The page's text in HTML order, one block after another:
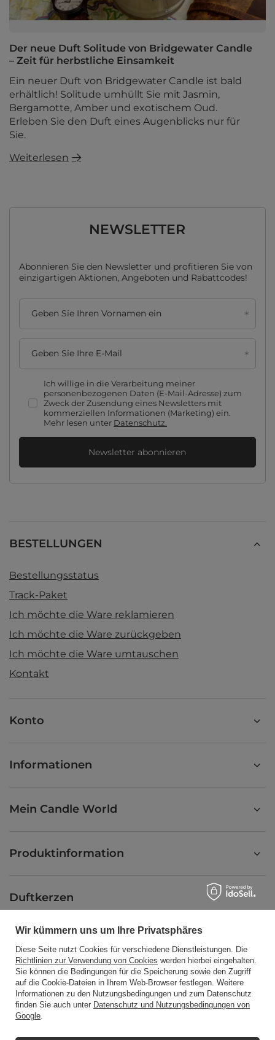
Der neue Duft Solitude von Bridgewater Candle
– Zeit für herbstliche Einsamkeit
Ein neuer Duft von Bridgewater Candle ist bald
erhältlich! Solitude umhüllt Sie mit Jasmin,
Bergamotte, Amber und exotischem Oud.
Erleben Sie den Duft eines Augenblicks nur für
Sie.
Weiterlesen
NEWSLETTER
Abonnieren Sie den Newsletter und profitieren Sie von
einzigartigen Aktionen, Angeboten und Rabattcodes!
Geben Sie Ihren Vornamen ein
Geben Sie Ihre E-Mail
Ich willige in die Verarbeitung meiner
personenbezogenen Daten (E-Mail-Adresse) zum
Zweck der Zusendung eines Newsletters mit
kommerziellen Informationen (Marketing) ein.
Mehr lesen unter Datenschutz.
Newsletter abonnieren
BESTELLUNGEN
Bestellungsstatus
Track-Paket
Ich möchte die Ware reklamieren
Ich möchte die Ware zurückgeben
Ich möchte die Ware umtauschen
Kontakt
Konto
Informationen
Mein Candle World
Produktinformation
Duftkerzen
Blog
Wir kümmern uns um Ihre Privatsphäres
Diese Seite nutzt Cookies für verschiedene Dienstleistungen. Die
Richtlinien zur Verwendung von Cookies werden hierbei eingehalten.
Sie können die Bedingungen für die Speicherung sowie den Zugriff
auf die Cookie-Dateien in Ihrem Web-Browser festlegen. Weitere
Informationen zu den Nutzungsbedingungen und zum Datenschutz
finden Sie auch unter Datenschutz und Nutzungsbedingungen von
Google.